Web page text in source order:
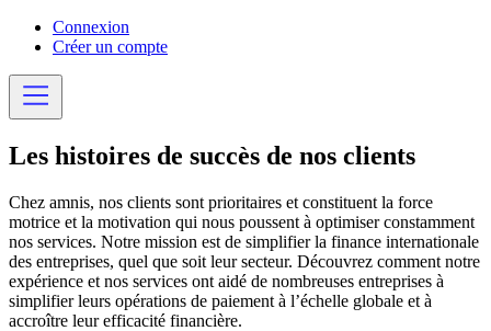
Connexion
Créer un compte
Les histoires de succès de nos clients
Chez amnis, nos clients sont prioritaires et constituent la force
motrice et la motivation qui nous poussent à optimiser constamment
nos services. Notre mission est de simplifier la finance internationale
des entreprises, quel que soit leur secteur. Découvrez comment notre
expérience et nos services ont aidé de nombreuses entreprises à
simplifier leurs opérations de paiement à l’échelle globale et à
accroître leur efficacité financière.